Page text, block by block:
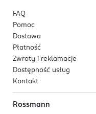
FAQ
Pomoc
Dostawa
Płatność
Zwroty i reklamacje
Dostępność usług
Kontakt
Rossmann